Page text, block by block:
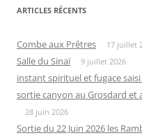
ARTICLES RÉCENTS
Combe aux Prêtres 17 juillet
Salle du Sinaï 9 juillet 2026
instant spirituel et fugace
sortie canyon au Grosdard et
28 juin 2026
Sortie du 22 Juin 2026 les